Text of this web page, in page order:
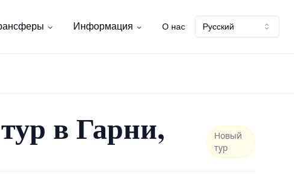
Информация О нас Русский
в Гарни,
Новый
тур